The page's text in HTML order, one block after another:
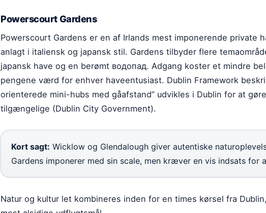
Powerscourt Gardens
Powerscourt Gardens er en af Irlands mest imponerende private
anlagt i italiensk og japansk stil. Gardens tilbyder flere
japansk have og en berømt водопад. Adgang koster et mindre
pengene værd for enhver haveentusiast. Dublin Framework
orienterede mini-hubs med gåafstand” udvikles i Dublin for at
tilgængelige (Dublin City Government).
Kort sagt: Wicklow og Glendalough giver autentiske
Gardens imponerer med sin scale, men kræver en vis indsats
Natur og kultur let kombineres inden for en times kørsel fra